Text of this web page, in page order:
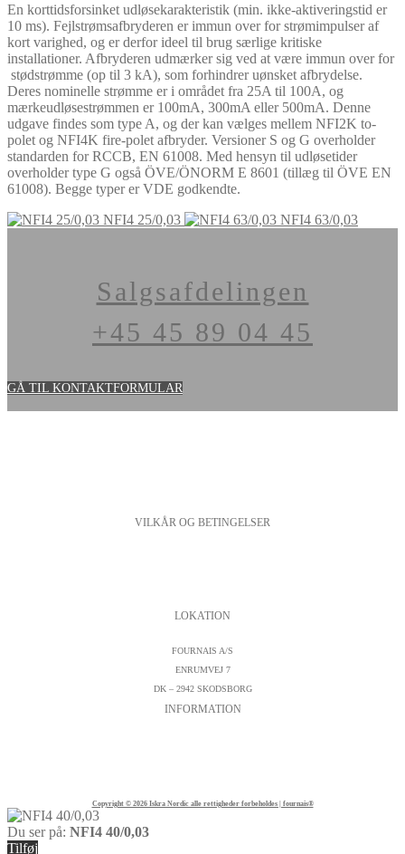
En korttidsforsinket udløsekarakteristik (min. ikke-aktiveringstid er
10 ms). Fejlstrømsafbryderen er immun over for strømimpulser af
kort varighed, og er derfor ideel til brug særlige kritiske
installationer. Afbryderen udmærker sig ved at være immun over for
stødstrømme (op til 3 kA), som forhindrer uønsket afbrydelse.
Deres nominelle strømme er i området fra 25A til 100A, og
mærkeudløsestrømmen er 100mA, 300mA eller 500mA. Denne
udgave findes som type A, og der kan vælges mellem NFI2K to-
polet og NFI4K fire-polet afbryder. Versioner S og G overholder
standarden for RCCB, EN 61008. Med hensyn til udløsetider
overholder type G også ÖVE/ÖNORM E 8601 (tillæg til ÖVE EN
61008). Begge typer er VDE godkendte.
NFI4 25/0,03
NFI4 63/0,03
Salgsafdelingen
+45 45 89 04 45
GÅ TIL KONTAKTFORMULAR
VILKÅR OG BETINGELSER
LOKATION
FOURNAIS A/S
ENRUMVEJ 7
DK – 2942 SKODSBORG
INFORMATION
Copyright © 2026 Iskra Nordic alle rettigheder forbeholdes | fournais®
Du ser på: NFI4 40/0,03
Tilføj